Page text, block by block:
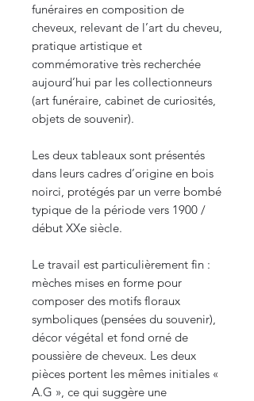
funéraires en composition de
cheveux, relevant de l’art du cheveu,
pratique artistique et
commémorative très recherchée
aujourd’hui par les collectionneurs
(art funéraire, cabinet de curiosités,
objets de souvenir).
Les deux tableaux sont présentés
dans leurs cadres d’origine en bois
noirci, protégés par un verre bombé
typique de la période vers 1900 /
début XXe siècle.
Le travail est particulièrement fin :
mèches mises en forme pour
composer des motifs floraux
symboliques (pensées du souvenir),
décor végétal et fond orné de
poussière de cheveux. Les deux
pièces portent les mêmes initiales «
A.G », ce qui suggère une